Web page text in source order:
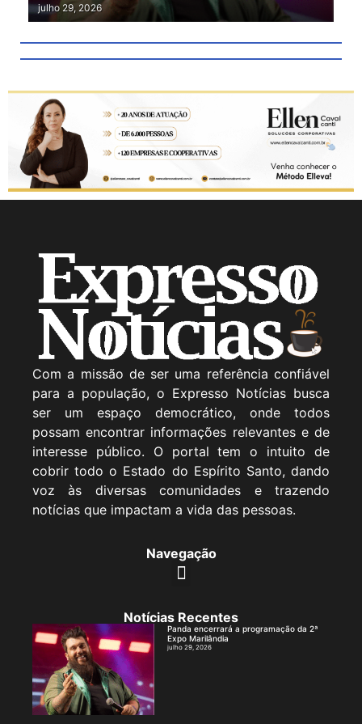
julho 29, 2026
Com a missão de ser uma referência confiável
para a população, o Expresso Notícias busca
ser um espaço democrático, onde todos
possam encontrar informações relevantes e de
interesse público. O portal tem o intuito de
cobrir todo o Estado do Espírito Santo, dando
voz às diversas comunidades e trazendo
notícias que impactam a vida das pessoas.
Navegação
Notícias Recentes
Panda encerrará a programação da 2ª
Expo Marilândia
julho 29, 2026